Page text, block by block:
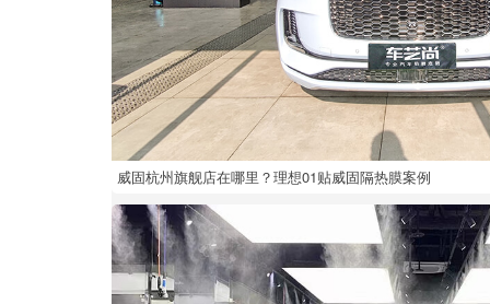
威固杭州旗舰店在哪里？理想01贴威固隔热膜案例